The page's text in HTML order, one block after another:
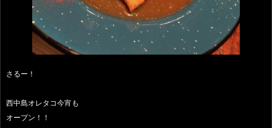
さるー！
西中島オレタコ今宵も
オープン！！